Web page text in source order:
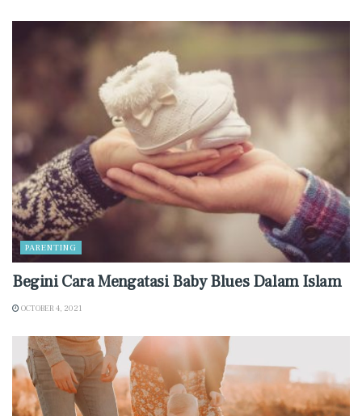
PARENTING
Begini Cara Mengatasi Baby Blues Dalam Islam
OCTOBER 4, 2021